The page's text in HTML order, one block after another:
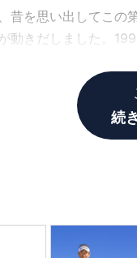
昔を思い出してこの
動きだしました。
続